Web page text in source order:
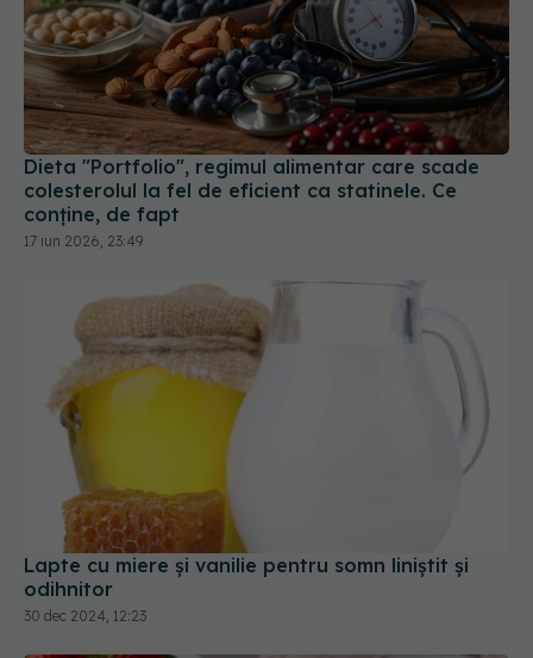
Dieta "Portfolio", regimul alimentar care scade
colesterolul la fel de eficient ca statinele. Ce
conține, de fapt
17 iun 2026, 23:49
Lapte cu miere și vanilie pentru somn liniștit și
odihnitor
30 dec 2024, 12:23